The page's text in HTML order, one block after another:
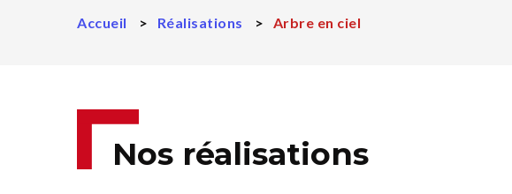
Accueil Réalisations Arbre en ciel
Nos réalisations